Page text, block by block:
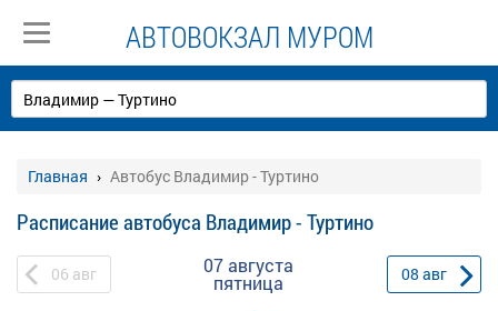
АВТОВОКЗАЛ МУРОМ
Главная Автобус Владимир - Туртино
Расписание автобуса Владимир - Туртино
06 авг 07 августа
пятница 08 авг